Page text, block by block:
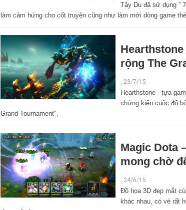
Tây Du đã sử dụng ”
làm cảm hứng cho cốt truyện cũng như làm mới dòng game
rộng The
23/7/15
Hearthstone - tựa
chứng kiến cuộc đổ
Grand Tournament".
Magic Dota
mong chờ
, 24/6/15
Đồ họa 3D đẹp mắt
khác nhau, có vẻ rất